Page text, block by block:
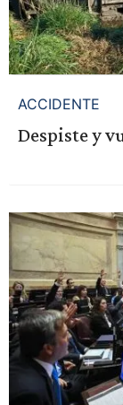
ACCIDENTE
Despiste y